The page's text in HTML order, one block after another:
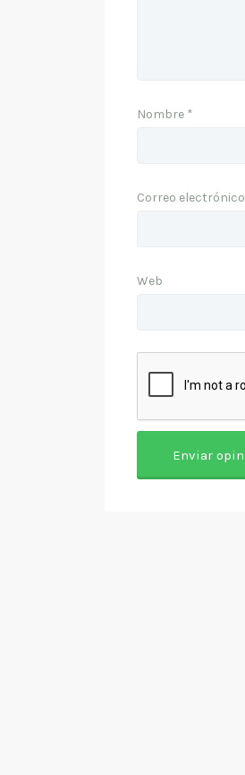
Nombre *
Correo electrónico
Web